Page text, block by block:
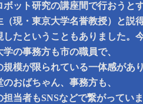
ボット研究の講座間で行おうと
（現・東京大学名誉教授）と説
したということもありました。
の事務方も市の職員で、
規模が限られている一体感があ
おばちゃん、事務方も、
担当者もSNSなどで繋がってい